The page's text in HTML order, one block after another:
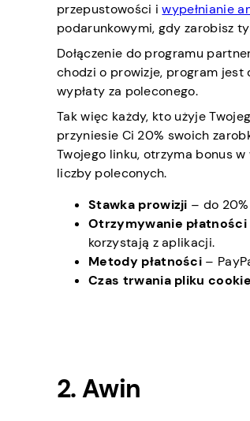
przepustowości iwypełnianie
podarunkowymi, gdy zarobisz
Dołączenie do programu
chodzi o prowizje, program
wypłaty za poleconego.
Tak więc każdy, kto użyje
przyniesie Ci 20% swoich
Twojego linku, otrzyma bonus
liczby poleconych.
Stawka prowizji – do
Otrzymywanie płatności
korzystają z aplikacji.
Metody płatności –
Czas trwania pliku cookie
2. Awin